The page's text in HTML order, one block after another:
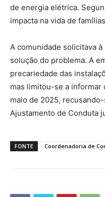
de energia elétrica.
impacta na vida de
A comunidade solicitava
solução do problema. A
precariedade das
mas limitou-se a informar
maio de 2025,
Ajustamento de Conduta
FONTE Coordenadoria de